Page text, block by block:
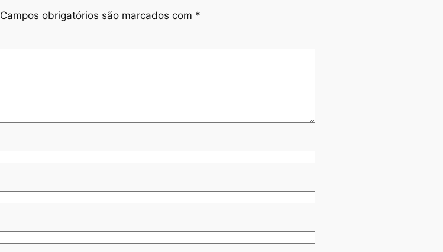
Campos obrigatórios são marcados com *